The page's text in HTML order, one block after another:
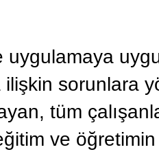
uygulamaya
ilişkin sorunlara
tüm
ve